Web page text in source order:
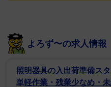
よろず〜の求人情報
照明器具の入出荷準備ス
単軽作業・残業少なめ・